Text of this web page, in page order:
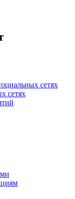
сетях
сетях